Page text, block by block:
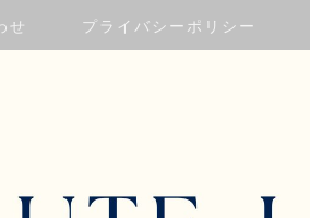
せ プライバシーポリシー